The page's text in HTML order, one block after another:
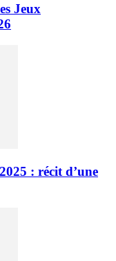
Jeux
: récit d’une